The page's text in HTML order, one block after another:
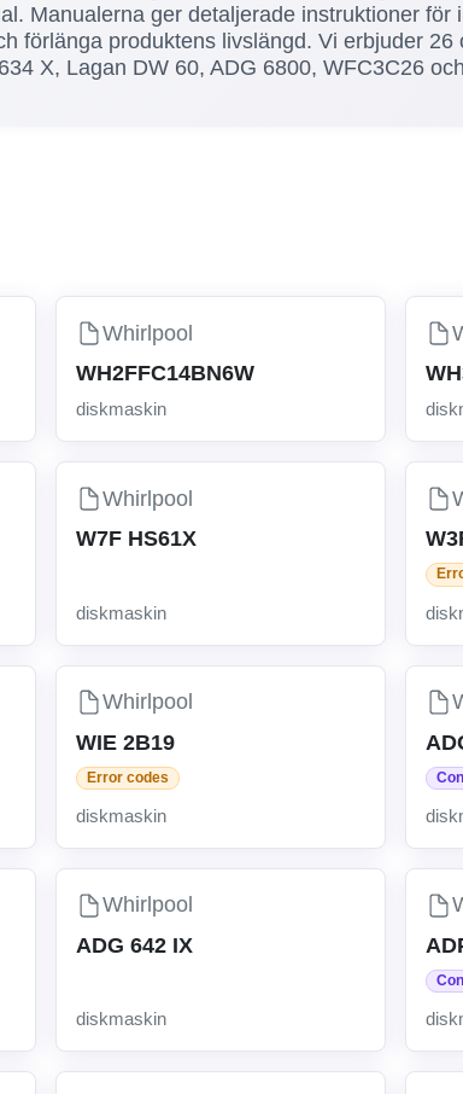
Manualerna ger detaljerade instruktioner för
förlänga produktens livslängd. Vi erbjuder 26
X, Lagan DW 60, ADG 6800, WFC3C26
Whirlpool
WH2FFC14BN6W
diskmaskin
Whirlpool
W7F HS61X
diskmaskin
Whirlpool
WIE 2B19
Error codes
diskmaskin
Whirlpool
ADG 642 IX
diskmaskin